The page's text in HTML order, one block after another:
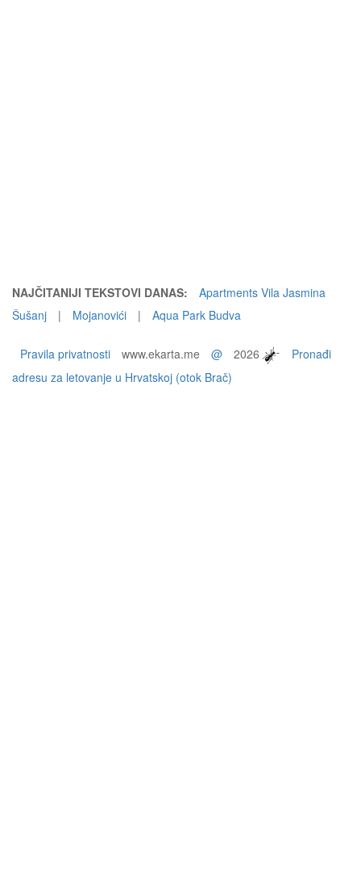
NAJČITANIJI TEKSTOVI DANAS:
Apartments Vila Jasmina
Šušanj
| Mojanovići | Aqua Park Budva
Pravila privatnosti www.ekarta.me @ 2026
Pronađi
adresu za letovanje u Hrvatskoj (otok Brač)